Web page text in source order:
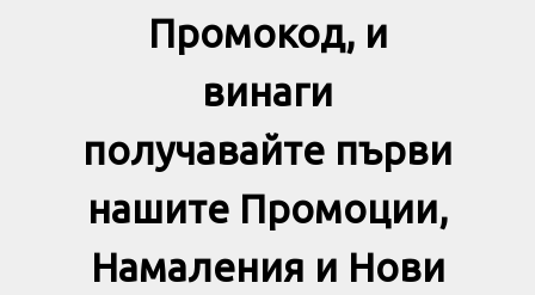
Промокод, и
винаги
получавайте първи
нашите Промоции,
Намаления и Нови